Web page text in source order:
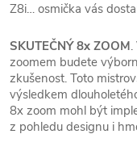
Z8i… osmička vás
SKUTEČNÝ 8x ZOOM
zoomem budete
zkušenost. Toto
výsledkem
8x zoom mohl být
z pohledu designu i